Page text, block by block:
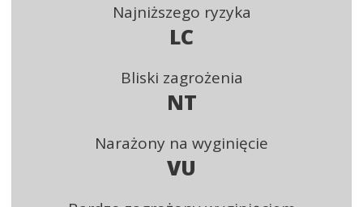
Najniższego ryzyka
LC
Bliski zagrożenia
NT
Narażony na wyginięcie
VU